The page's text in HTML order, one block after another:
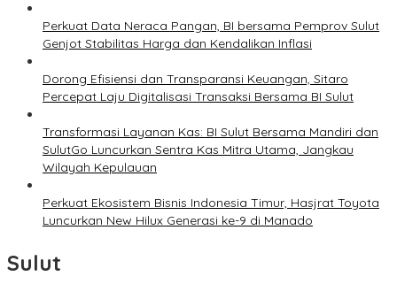
Perkuat Data Neraca Pangan, BI bersama Pemprov Sulut
Genjot Stabilitas Harga dan Kendalikan Inflasi
Dorong Efisiensi dan Transparansi Keuangan, Sitaro
Percepat Laju Digitalisasi Transaksi Bersama BI Sulut
Transformasi Layanan Kas: BI Sulut Bersama Mandiri dan
SulutGo Luncurkan Sentra Kas Mitra Utama, Jangkau
Wilayah Kepulauan
Perkuat Ekosistem Bisnis Indonesia Timur, Hasjrat Toyota
Luncurkan New Hilux Generasi ke-9 di Manado
Sulut